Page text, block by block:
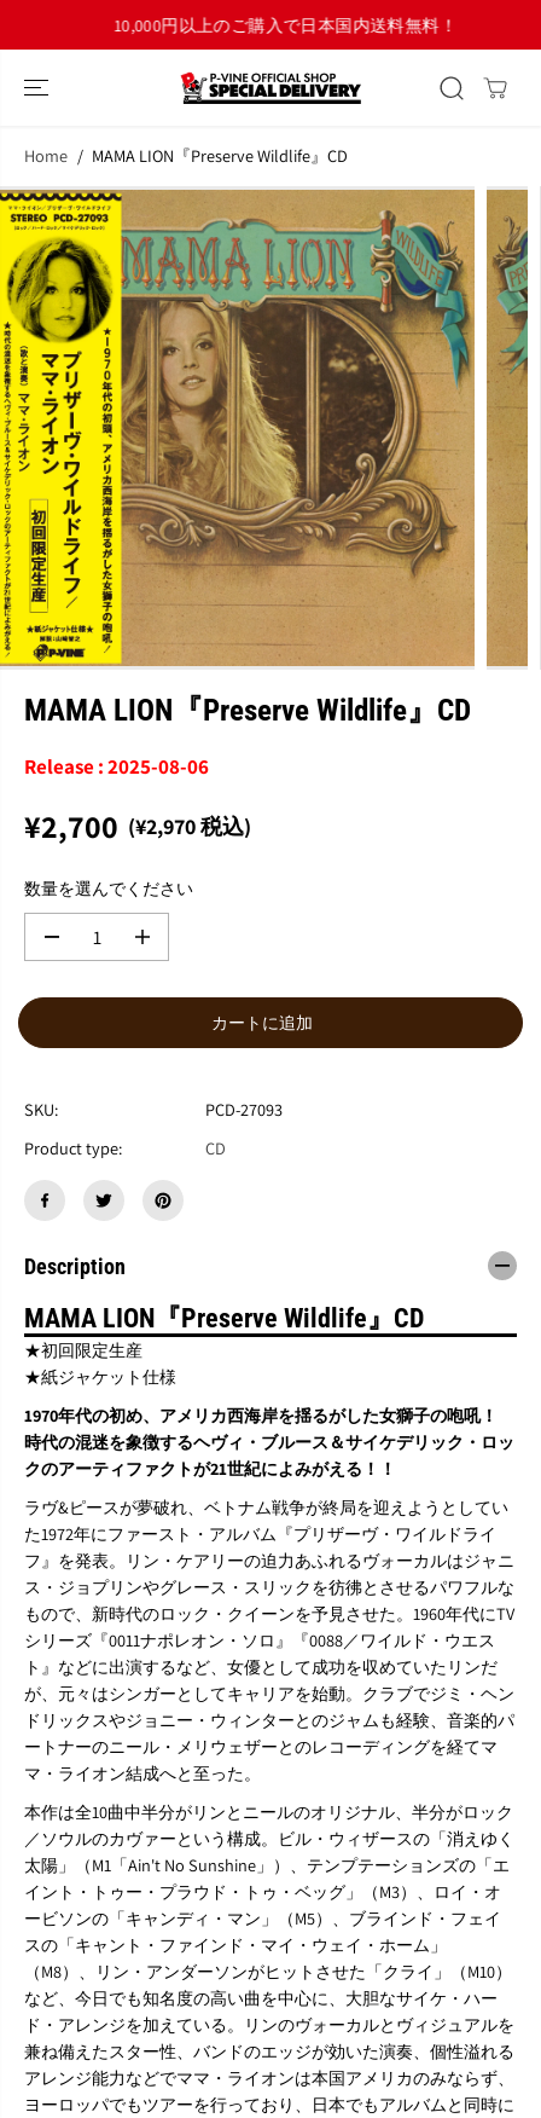
コンテンツにス10,000円以上のご購入で日本国内送料無料！
Home MAMA LION『Preserve Wildlife』CD
商品情報へスキ
ップ
MAMA LION『Preserve Wildlife』CD
Release : 2025-08-06
通
価
格
¥2,700 (¥2,970 税込)
数量を選んでください
A
A
O
『
P
e
s
e
r
v
e
W
i
l
d
l
f
e
C
数
O
e
s
e
r
v
e
W
l
d
l
f
e
』
C
D
カートに追加
SKU:
PCD-27093
Product type:
CD
Description
MAMA LION『Preserve Wildlife』CD
★初回限定生産
★紙ジャケット仕様
1970年代の初め、アメリカ西海岸を揺るがした女獅子の咆吼！
時代の混迷を象徴するヘヴィ・ブルース＆サイケデリック・ロッ
クのアーティファクトが21世紀によみがえる！！
ラヴ&ピースが夢破れ、ベトナム戦争が終局を迎えようとしてい
た1972年にファースト・アルバム『プリザーヴ・ワイルドライ
フ』を発表。リン・ケアリーの迫力あふれるヴォーカルはジャニ
ス・ジョプリンやグレース・スリックを彷彿とさせるパワフルな
もので、新時代のロック・クイーンを予見させた。1960年代にTV
シリーズ『0011ナポレオン・ソロ』『0088／ワイルド・ウエス
ト』などに出演するなど、女優として成功を収めていたリンだ
が、元々はシンガーとしてキャリアを始動。クラブでジミ・ヘン
ドリックスやジョニー・ウィンターとのジャムも経験、音楽的パ
ートナーのニール・メリウェザーとのレコーディングを経てマ
マ・ライオン結成へと至った。
本作は全10曲中半分がリンとニールのオリジナル、半分がロック
／ソウルのカヴァーという構成。ビル・ウィザースの「消えゆく
太陽」（M1「Ain't No Sunshine」）、テンプテーションズの「エ
イント・トゥー・プラウド・トゥ・ベッグ」（M3）、ロイ・オ
ービソンの「キャンディ・マン」（M5）、ブラインド・フェイ
スの「キャント・ファインド・マイ・ウェイ・ホーム」
（M8）、リン・アンダーソンがヒットさせた「クライ」（M10）
など、今日でも知名度の高い曲を中心に、大胆なサイケ・ハー
ド・アレンジを加えている。リンのヴォーカルとヴィジュアルを
兼ね備えたスター性、バンドのエッジが効いた演奏、個性溢れる
アレンジ能力などでママ・ライオンは本国アメリカのみならず、
ヨーロッパでもツアーを行っており、日本でもアルバムと同時に